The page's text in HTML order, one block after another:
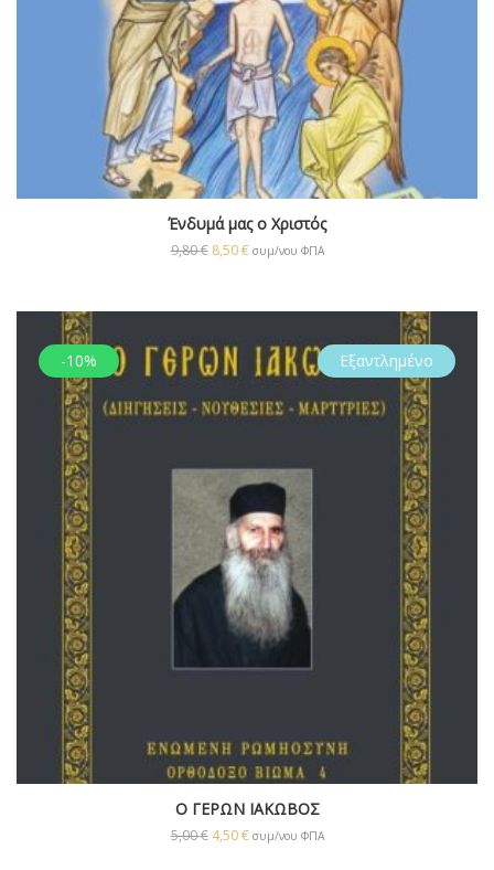
Ένδυμά μας ο Χριστός
9,80€ 8,50€ συμ/νου ΦΠΑ
-10% Εξαντλημένο
Ο ΓΕΡΩΝ ΙΑΚΩΒΟΣ
5,00€ 4,50€ συμ/νου ΦΠΑ